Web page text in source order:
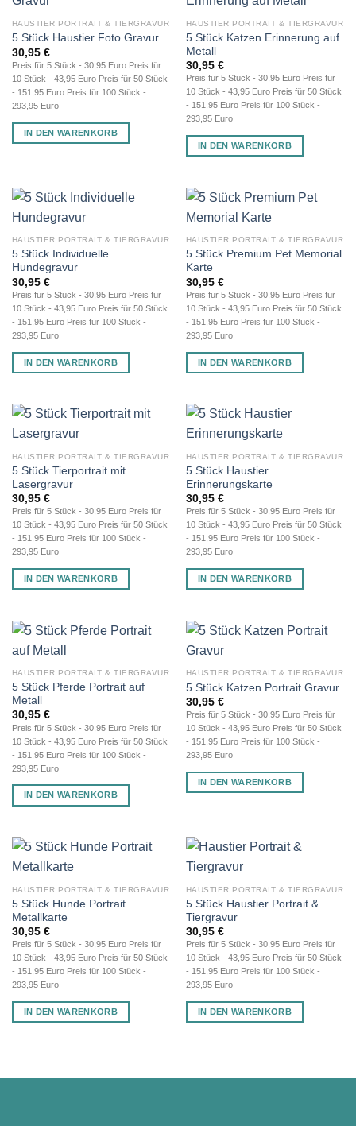
HAUSTIER PORTRAIT & TIERGRAVUR
5 Stück Haustier Foto Gravur
30,95 €
Preis für 5 Stück - 30,95 Euro Preis für
10 Stück - 43,95 Euro Preis für 50 Stück
- 151,95 Euro Preis für 100 Stück -
293,95 Euro
IN DEN WARENKORB
HAUSTIER PORTRAIT & TIERGRAVUR
5 Stück Katzen Erinnerung auf
Metall
30,95 €
Preis für 5 Stück - 30,95 Euro Preis für
10 Stück - 43,95 Euro Preis für 50 Stück
- 151,95 Euro Preis für 100 Stück -
293,95 Euro
IN DEN WARENKORB
HAUSTIER PORTRAIT & TIERGRAVUR
5 Stück Individuelle
Hundegravur
30,95 €
Preis für 5 Stück - 30,95 Euro Preis für
10 Stück - 43,95 Euro Preis für 50 Stück
- 151,95 Euro Preis für 100 Stück -
293,95 Euro
IN DEN WARENKORB
HAUSTIER PORTRAIT & TIERGRAVUR
5 Stück Premium Pet Memorial
Karte
30,95 €
Preis für 5 Stück - 30,95 Euro Preis für
10 Stück - 43,95 Euro Preis für 50 Stück
- 151,95 Euro Preis für 100 Stück -
293,95 Euro
IN DEN WARENKORB
HAUSTIER PORTRAIT & TIERGRAVUR
5 Stück Tierportrait mit
Lasergravur
30,95 €
Preis für 5 Stück - 30,95 Euro Preis für
10 Stück - 43,95 Euro Preis für 50 Stück
- 151,95 Euro Preis für 100 Stück -
293,95 Euro
IN DEN WARENKORB
HAUSTIER PORTRAIT & TIERGRAVUR
5 Stück Haustier
Erinnerungskarte
30,95 €
Preis für 5 Stück - 30,95 Euro Preis für
10 Stück - 43,95 Euro Preis für 50 Stück
- 151,95 Euro Preis für 100 Stück -
293,95 Euro
IN DEN WARENKORB
HAUSTIER PORTRAIT & TIERGRAVUR
5 Stück Pferde Portrait auf
Metall
30,95 €
Preis für 5 Stück - 30,95 Euro Preis für
10 Stück - 43,95 Euro Preis für 50 Stück
- 151,95 Euro Preis für 100 Stück -
293,95 Euro
IN DEN WARENKORB
HAUSTIER PORTRAIT & TIERGRAVUR
5 Stück Katzen Portrait Gravur
30,95 €
Preis für 5 Stück - 30,95 Euro Preis für
10 Stück - 43,95 Euro Preis für 50 Stück
- 151,95 Euro Preis für 100 Stück -
293,95 Euro
IN DEN WARENKORB
HAUSTIER PORTRAIT & TIERGRAVUR
5 Stück Hunde Portrait
Metallkarte
30,95 €
Preis für 5 Stück - 30,95 Euro Preis für
10 Stück - 43,95 Euro Preis für 50 Stück
- 151,95 Euro Preis für 100 Stück -
293,95 Euro
IN DEN WARENKORB
HAUSTIER PORTRAIT & TIERGRAVUR
5 Stück Haustier Portrait &
Tiergravur
30,95 €
Preis für 5 Stück - 30,95 Euro Preis für
10 Stück - 43,95 Euro Preis für 50 Stück
- 151,95 Euro Preis für 100 Stück -
293,95 Euro
IN DEN WARENKORB